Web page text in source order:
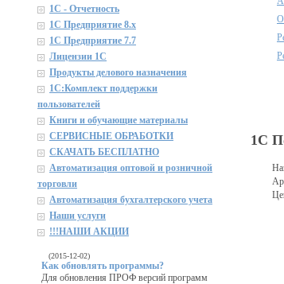
1С - Отчетность
1С Предприятие 8.x
1С Предприятие 7.7
Лицензии 1С
Продукты делового назначения
1C:Комплект поддержки
пользователей
Книги и обучающие материалы
СЕРВИСНЫЕ ОБРАБОТКИ
СКАЧАТЬ БЕСПЛАТНО
Автоматизация оптовой и розничной
торговли
Автоматизация бухгалтерского учета
Наши услуги
!!!НАШИ АКЦИИ
(2015-12-02)
Как обновлять программы?
Для обновления ПРОФ версий программ
1С